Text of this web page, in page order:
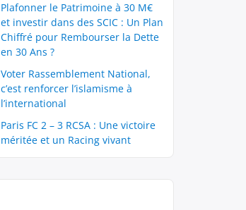
Plafonner le Patrimoine à 30 M€
et investir dans des SCIC : Un Plan
Chiffré pour Rembourser la Dette
en 30 Ans ?
Voter Rassemblement National,
c’est renforcer l’islamisme à
l’international
Paris FC 2 – 3 RCSA : Une victoire
méritée et un Racing vivant